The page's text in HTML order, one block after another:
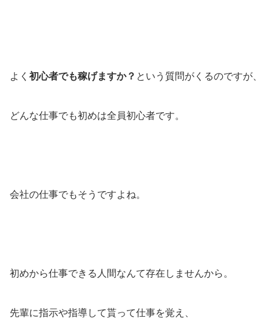
よく 初心者でも稼げますか？ という質問がくるのですが、
どんな仕事でも初めは全員初心者です。
会社の仕事でもそうですよね。
初めから仕事できる人間なんて存在しませんから。
先輩に指示や指導して貰って仕事を覚え、